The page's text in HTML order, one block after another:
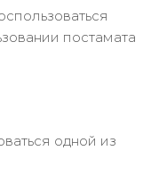
постамата
одной из